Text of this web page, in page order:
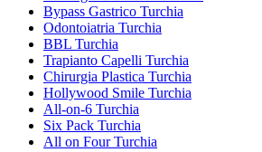
Bypass Gastrico Turchia
Odontoiatria Turchia
BBL Turchia
Trapianto Capelli Turchia
Chirurgia Plastica Turchia
Hollywood Smile Turchia
All-on-6 Turchia
Six Pack Turchia
All on Four Turchia